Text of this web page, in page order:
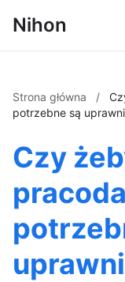
Nihon
Strona główna /
potrzebne są
Czy